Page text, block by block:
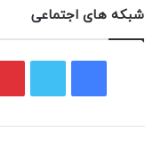
شبکه های اجتماعی